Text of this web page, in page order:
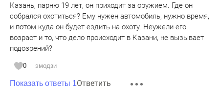
Казань, парню 19 лет, он приходит за оружием. Где он
собрался охотиться? Ему нужен автомобиль, нужно время,
и потом куда он будет ездить на охоту. Неужели его
возраст и то, что дело происходит в Казани, не вызывает
подозрений?
0 эмодзи
Показать ответы 1Ответить